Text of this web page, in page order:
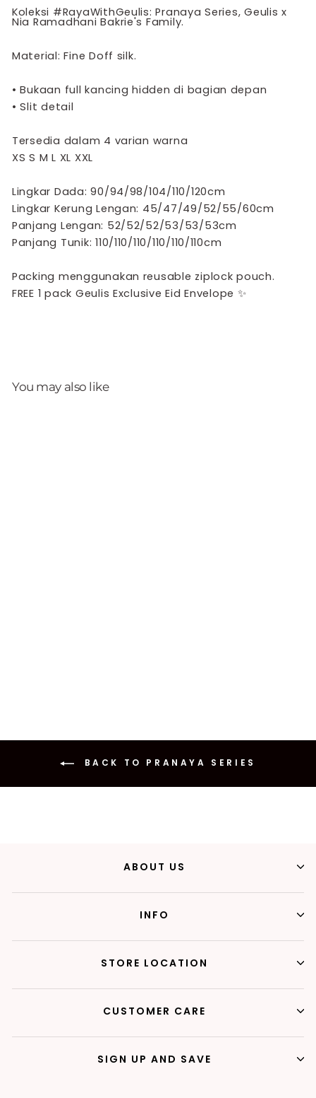
Koleksi #RayaWithGeulis: Pranaya Series, Geulis x
Nia Ramadhani Bakrie's Family.
Material: Fine Doff silk.
• Bukaan full kancing hidden di bagian depan
• Slit detail
Tersedia dalam 4 varian warna
XS S M L XL XXL
Lingkar Dada: 90/94/98/104/110/120cm
Lingkar Kerung Lengan: 45/47/49/52/55/60cm
Panjang Lengan: 52/52/52/53/53/53cm
Panjang Tunik: 110/110/110/110/110/110cm
Packing menggunakan reusable ziplock pouch.
FREE 1 pack Geulis Exclusive Eid Envelope ✨
You may also like
BACK TO PRANAYA SERIES
ABOUT US
INFO
STORE LOCATION
CUSTOMER CARE
SIGN UP AND SAVE